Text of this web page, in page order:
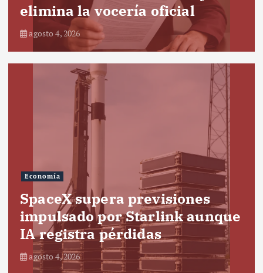
elimina la vocería oficial
agosto 4, 2026
Economía
SpaceX supera previsiones
impulsado por Starlink aunque
IA registra pérdidas
agosto 4, 2026